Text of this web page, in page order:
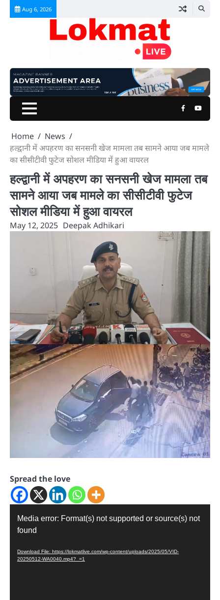
Skip
Aug 6, 2026
Facebook
Home
News
हल्द्वानी में अपहरण का सनसनी खेज मामला तब सामने आया जब मामले
का सीसीटीवी फुटेज सोशल मीडिया में हुआ वायरल
हल्द्वानी में अपहरण का सनसनी खेज मामला तब
सामने आया जब मामले का सीसीटीवी फुटेज
सोशल मीडिया में हुआ वायरल
May 12, 2025 Deepak Adhikari
Spread the love
Player
Media error: Format(s) not supported or source(s) not
found
Download File: https://lokmatlive.com/wp-content/uploads/2025/05/VID-
20250512-WA0040.mp4?_=1